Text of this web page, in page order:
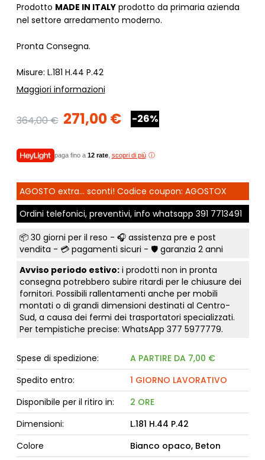
Prodotto MADE IN ITALYprodotto da primaria azienda
nel settore arredamento moderno.
Pronta Consegna.
Misure: L.181 H.44 P.42
Maggiori informazioni
364,00 € 271,00 € -26%
paga fino a 12 rate, scopri di più
AGOSTO extra... sconti! Codice coupon: AGOSTOX
Ordini telefonici, preventivi, info whatsapp 391 7713491
📦 30 giorni per il reso - 🎧 assistenza pre e post
vendita - 💳 pagamenti sicuri - 🛡️ garanzia 2 anni
Avviso periodo estivo:i prodotti non in pronta
consegna potrebbero subire ritardi per le chiusure dei
fornitori. Possibili rallentamenti anche per mobili
montati o di grandi dimensioni destinati al Centro-
Sud, a causa dei fermi dei trasportatori specializzati.
Per tempistiche precise: WhatsApp 377 5977779.
Spese di spedizione:
A PARTIRE DA 7,00 €
Spedito entro:
1 GIORNO LAVORATIVO
Disponibile per il ritiro in:
2 ORE
Dimensioni:
L.181 H.44 P.42
Colore
Bianco opaco, Beton